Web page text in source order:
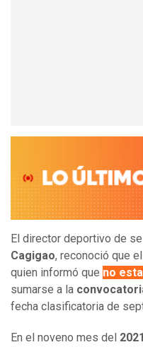
El director deportivo de
Cagigao, reconoció que
quien informó que no
sumarse a la
fecha clasificatoria de
En el noveno mes del 2021